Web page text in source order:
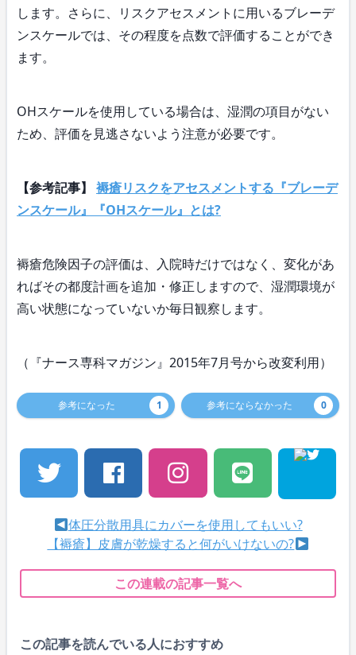
します。さらに、リスクアセスメントに用いるブレーデ
ンスケールでは、その程度を点数で評価することができ
ます。
OHスケールを使用している場合は、湿潤の項目がない
ため、評価を見逃さないよう注意が必要です。
【参考記事】 褥瘡リスクをアセスメントする『ブレーデ
ンスケール』『OHスケール』とは?
褥瘡危険因子の評価は、入院時だけではなく、変化があ
ればその都度計画を追加・修正しますので、湿潤環境が
高い状態になっていないか毎日観察します。
（『ナース専科マガジン』2015年7月号から改変利用）
参考になった 1 参考にならなかった 0
体圧分散用具にカバーを使用してもいい?
【褥瘡】皮膚が乾燥すると何がいけないの?
この連載の記事一覧へ
この記事を読んでいる人におすすめ